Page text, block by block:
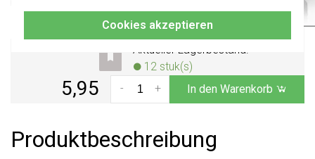
Cookies akzeptieren
Vor 21 Uhr bestellt, heute
verschickt*
Aktueller Lagerbestand:
12 stuk(s)
5,95 +
- In den Warenkorb
Produktbeschreibung